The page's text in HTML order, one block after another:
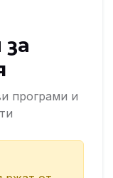
програми и